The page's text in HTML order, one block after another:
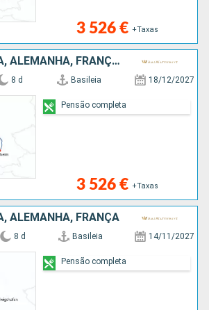
3 526 € +Taxas
SUÍÇO, HOLANDA, ALEMANHA, FRANÇA, REPÚBLICA DOMINICANA
8 d Basileia 18/12/2027
3 526 € +Taxas
Pensão completa
ALEMANHA, FRANÇA
8 d Basileia 14/11/2027
Pensão completa